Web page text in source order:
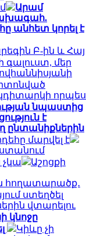
Արամ
անհետ կորել է
Բ-ին և Հայ
գալուստ, մեր
որպես
նպաստից
է
ընտանիքներին
մարվել է
չկա
Աշոցքի
հողատարածք․
ստեղծել
վտարելու
կնոջը
Կիևը չի